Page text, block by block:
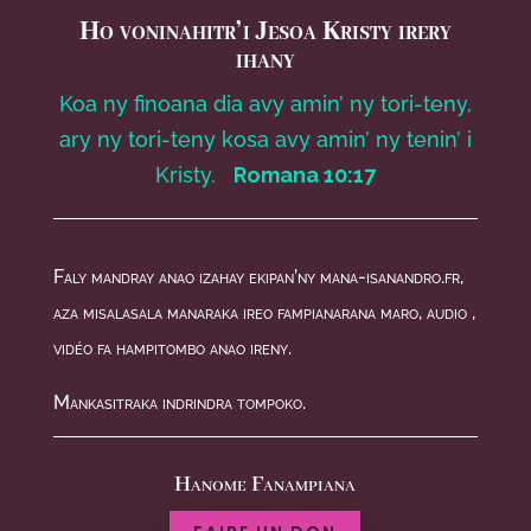
Ho voninahitr’i Jesoa Kristy irery
ihany
Koa ny finoana dia avy amin’ ny tori-teny,
ary ny tori-teny kosa avy amin’ ny tenin’ i
Kristy. Romana 10:17
Faly mandray anao izahay ekipan’ny mana-isanandro.fr,
aza misalasala manaraka ireo fampianarana maro, audio ,
vidéo fa hampitombo anao ireny.
Mankasitraka indrindra tompoko.
Hanome Fanampiana